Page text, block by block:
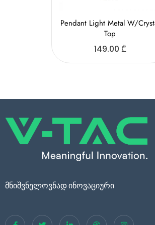
Pendant Light Metal W/
Top
149.00 ₾
მნიშვნელოვნად ინოვაციური